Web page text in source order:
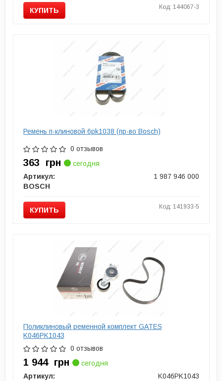
КУПИТЬ Код: 144067-3
Ремень п-клиновой 6pk1038 (пр-во Bosch)
0 отзывов
363 грн
сегодня
Артикул:
1 987 946 000
BOSCH
КУПИТЬ Код: 141933-5
Поликлиновый ременной комплект GATES
K046PK1043
0 отзывов
1 944 грн
сегодня
Артикул:
K046PK1043